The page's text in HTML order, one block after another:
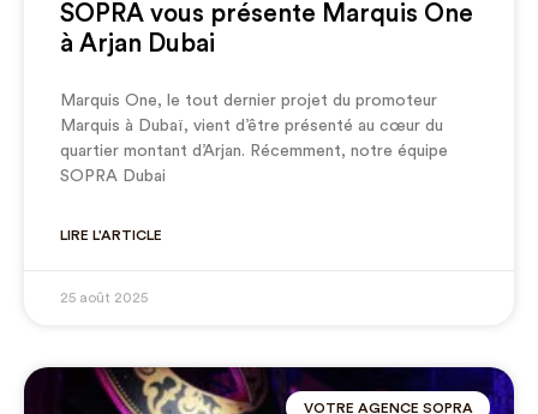
SOPRA vous présente Marquis One
à Arjan Dubai
Marquis One, le tout dernier projet du promoteur
Marquis à Dubaï, vient d’être présenté au cœur du
quartier montant d’Arjan. Récemment, notre équipe
SOPRA Dubai
LIRE L'ARTICLE
25 août 2025
VOTRE AGENCE SOPRA